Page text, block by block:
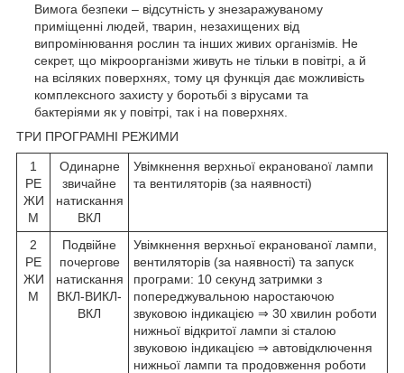
Вимога безпеки – відсутність у знезаражуваному
приміщенні людей, тварин, незахищених від
випромінювання рослин та інших живих організмів. Не
секрет, що мікроорганізми живуть не тільки в повітрі, а й
на всіляких поверхнях, тому ця функція дає можливість
комплексного захисту у боротьбі з вірусами та
бактеріями як у повітрі, так і на поверхнях.
ТРИ ПРОГРАМНІ РЕЖИМИ
1
РЕ
ЖИ
М
Одинарне
звичайне
натискання
ВКЛ
Увімкнення верхньої екранованої лампи
та вентиляторів (за наявності)
2
РЕ
ЖИ
М
Подвійне
почергове
натискання
ВКЛ-ВИКЛ-
ВКЛ
Увімкнення верхньої екранованої лампи,
вентиляторів (за наявності) та запуск
програми: 10 секунд затримки з
попереджувальною наростаючою
звуковою індикацією ⇒ 30 хвилин роботи
нижньої відкритої лампи зі сталою
звуковою індикацією ⇒ автовідключення
нижньої лампи та продовження роботи